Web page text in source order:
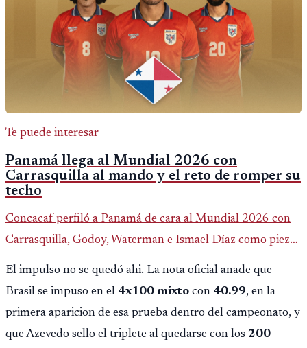
Te puede interesar
Panamá llega al Mundial 2026 con
Carrasquilla al mando y el reto de romper su
techo
Concacaf perfiló a Panamá de cara al Mundial 2026 con
Carrasquilla, Godoy, Waterman e Ismael Díaz como piezas
El impulso no se quedó ahi. La nota oficial anade que
Brasil se impuso en el 4x100 mixto con 40.99, en la
primera aparicion de esa prueba dentro del campeonato, y
que Azevedo sello el triplete al quedarse con los 200